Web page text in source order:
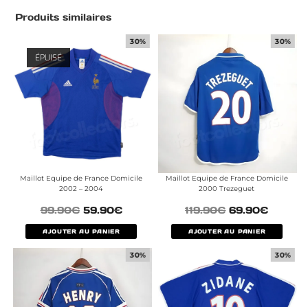
Produits similaires
30%
ÉPUISÉ
Maillot Equipe de France Domicile
2002 – 2004
99.90€ 59.90€
AJOUTER AU PANIER
30%
Maillot Equipe de France Domicile
2000 Trezeguet
119.90€ 69.90€
AJOUTER AU PANIER
30% 30%